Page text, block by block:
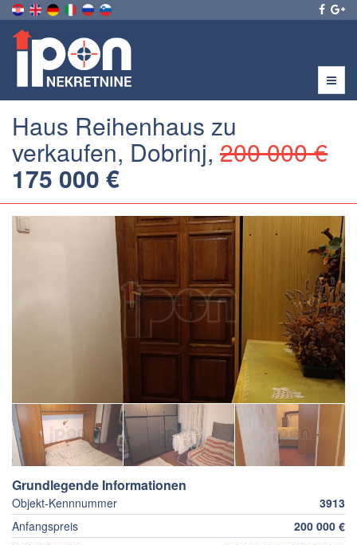
Menu
Haus Reihenhaus zu
verkaufen, Dobrinj, 200 000 €
175 000 €
Grundlegende Informationen
Objekt-Kennnummer
3913
Anfangspreis
200 000 €